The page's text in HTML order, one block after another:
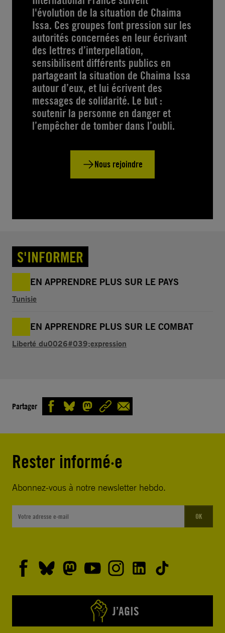
l'évolution de la situation de Chaima
Issa. Ces groupes font pression sur les
autorités concernées en leur écrivant
des lettres d’interpellation,
sensibilisent différents publics en
partageant la situation de Chaima Issa
autour d’eux, et lui écrivent des
messages de solidarité. Le but :
soutenir la personne en danger et
l’empêcher de tomber dans l’oubli.
Nous rejoindre
S'INFORMER
EN APPRENDRE PLUS SUR LE PAYS
Tunisie
EN APPRENDRE PLUS SUR LE COMBAT
Liberté du0026#039;expression
Partager
Rester informé·e
Abonnez-vous à notre newsletter hebdo.
OK
J’AGIS